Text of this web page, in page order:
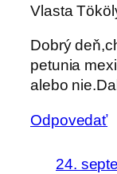
Vlasta
Dobrý
petunia
alebo
Odpovedať
24.